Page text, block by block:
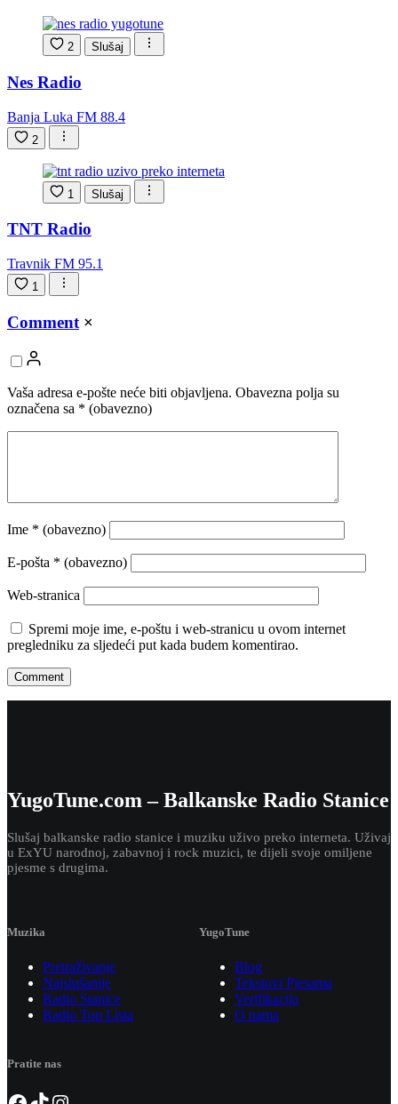
2 Slušaj
Nes Radio
Banja Luka FM 88.4
2
1 Slušaj
TNT Radio
Travnik FM 95.1
1
Comment ×
Vaša adresa e-pošte neće biti objavljena. Obavezna polja su
označena sa * (obavezno)
Ime * (obavezno)
E-pošta * (obavezno)
Web-stranica
Spremi moje ime, e-poštu i web-stranicu u ovom internet
pregledniku za sljedeći put kada budem komentirao.
YugoTune.com – Balkanske Radio Stanice
Slušaj balkanske radio stanice i muziku uživo preko interneta. Uživaj
u ExYU narodnoj, zabavnoj i rock muzici, te dijeli svoje omiljene
pjesme s drugima.
Muzika
Pretraživanje
Najslušanije
Radio Stanice
Radio Top Lista
YugoTune
Blog
Tekstovi Pjesama
Verifikacija
O nama
Pratite nas